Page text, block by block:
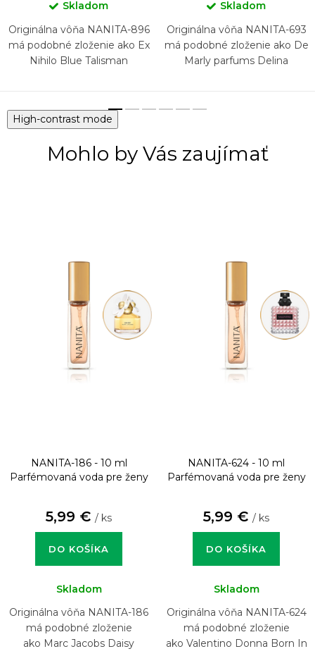
Skladom
Originálna vôňa NANITA-896
má podobné zloženie ako Ex
Nihilo Blue Talisman
Skladom
Originálna vôňa NANITA-693
má podobné zloženie ako De
Marly parfums Delina
High-contrast mode
Mohlo by Vás zaujímať
NANITA-186 - 10 ml
Parfémovaná voda pre ženy
5,99 € / ks
DO KOŠÍKA
Skladom
Originálna vôňa NANITA-186
má podobné zloženie
ako Marc Jacobs Daisy
NANITA-624 - 10 ml
Parfémovaná voda pre ženy
5,99 € / ks
DO KOŠÍKA
Skladom
Originálna vôňa NANITA-624
má podobné zloženie
ako Valentino Donna Born In